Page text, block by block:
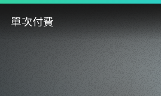
單次付費